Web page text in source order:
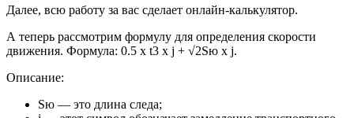
Далее, всю работу за вас сделает онлайн-калькулятор.
А теперь рассмотрим формулу для определения скорости
движения. Формула: 0.5 х t3 х j + √2Sю х j.
Описание:
Sю — это длина следа;